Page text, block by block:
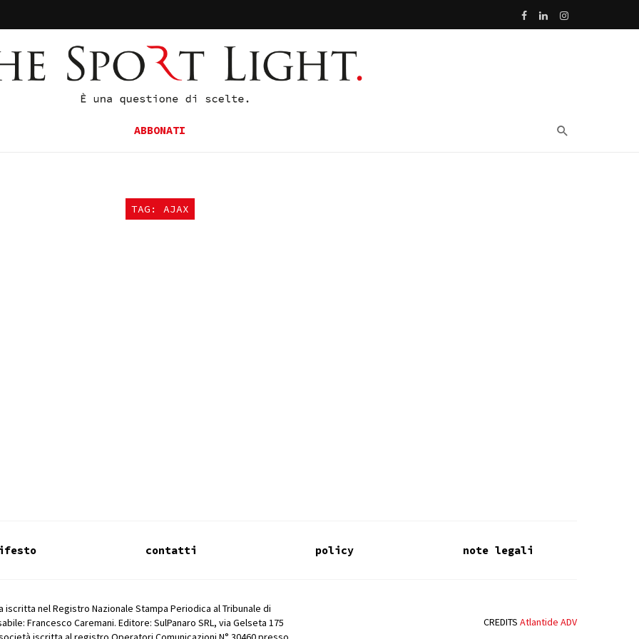
ABBONATI
TAG: AJAX
contatti policy note legali
nel Registro Nazionale Stampa Periodica al Tribunale di
Francesco Caremani. Editore: SulPanaro SRL, via Gelseta 175
CREDITS Atlantide ADV